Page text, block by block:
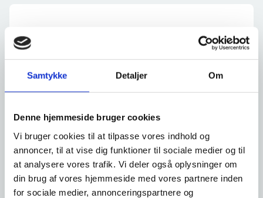
Samtykke Detaljer Om
Denne hjemmeside bruger cookies
Vi bruger cookies til at tilpasse vores indhold og
annoncer, til at vise dig funktioner til sociale medier og til
at analysere vores trafik. Vi deler også oplysninger om
din brug af vores hjemmeside med vores partnere inden
for sociale medier, annonceringspartnere og
Budgetunderskud
Til brug for ansøgningen skal du vedlægge/oplyse:
værgemål
Et specificeret årsbudget over samtlige indtægter
(inklusive formueafkast) og udgifter.
Ferie